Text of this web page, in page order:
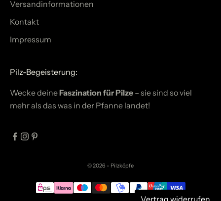
Versandinformationen
Kontakt
Impressum
Pilz-Begeisterung:
Wecke deineFaszination für Pilze – sie sind so viel
mehr als das was in der Pfanne landet!
© 2026 - Pilzköpfe
Vertrag widerrufen